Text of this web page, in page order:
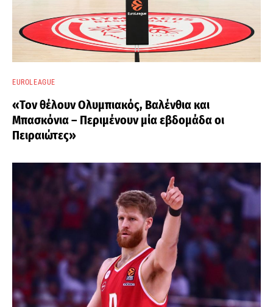
EUROLEAGUE
«Τον θέλουν Ολυμπιακός, Βαλένθια και
Μπασκόνια – Περιμένουν μία εβδομάδα οι
Πειραιώτες»